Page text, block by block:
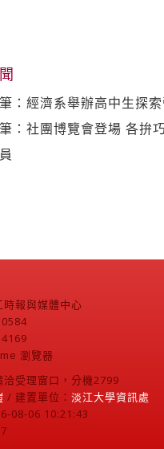
：經濟系舉辦高中生探索
：社團博覽會登場 各拚
報與媒體中心
瀏覽器
受理窗口，分機2799
/ 建置單位： 淡江大學資訊處
08-06 10:21:43